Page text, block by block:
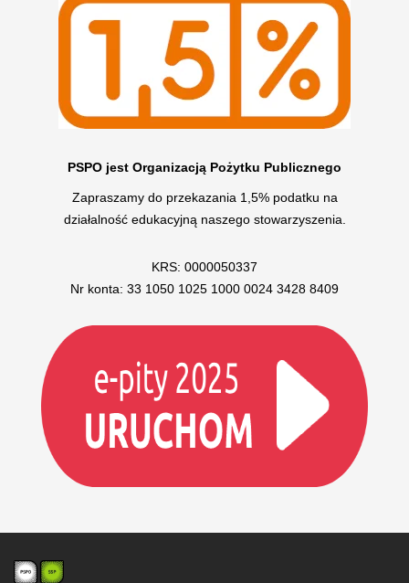
PSPO jest Organizacją Pożytku Publicznego
Zapraszamy do przekazania 1,5% podatku na
działalność edukacyjną naszego stowarzyszenia.
KRS: 0000050337
Nr konta: 33 1050 1025 1000 0024 3428 8409